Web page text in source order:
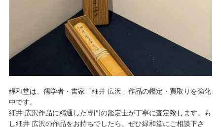
緑和堂は、儒学者・書家「細井 広沢」作品の鑑定・買取りを強化
中です。
細井 広沢作品に精通した専門の鑑定士が丁寧に査定致します。も
し細井 広沢の作品をお持ちでしたら、ぜひ緑和堂にご相談下さ